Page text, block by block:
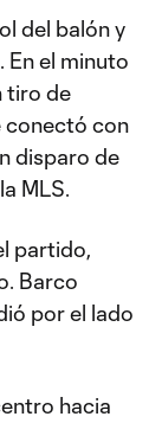
del balón y
En el minuto
tiro de
conectó con
disparo de
MLS.
partido,
Barco
por el lado
hacia